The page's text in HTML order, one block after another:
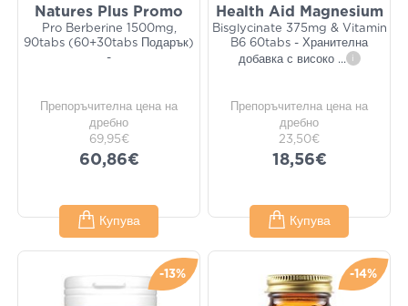
Natures Plus Promo
Pro Berberine 1500mg,
90tabs (60+30tabs Подарък)
-
Препоръчителна цена на
дребно
69,95€
60,86€
Купува
Health Aid Magnesium
Bisglycinate 375mg & Vitamin
B6 60tabs - Хранителна
добавка с високо ... i
Препоръчителна цена на
дребно
23,50€
18,56€
Купува
-13% -14%